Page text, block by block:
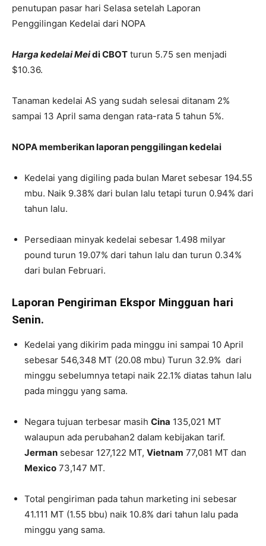
penutupan pasar hari Selasa setelah Laporan
Penggilingan Kedelai dari NOPA
Harga kedelai Meidi CBOT turun 5.75 sen menjadi
$10.36.
Tanaman kedelai AS yang sudah selesai ditanam 2%
sampai 13 April sama dengan rata-rata 5 tahun 5%.
NOPA memberikan laporan penggilingan kedelai
Kedelai yang digiling pada bulan Maret sebesar 194.55
mbu. Naik 9.38% dari bulan lalu tetapi turun 0.94% dari
tahun lalu.
Persediaan minyak kedelai sebesar 1.498 milyar
pound turun 19.07% dari tahun lalu dan turun 0.34%
dari bulan Februari.
Laporan Pengiriman Ekspor Mingguan hari
Senin.
Kedelai yang dikirim pada minggu ini sampai 10 April
sebesar 546,348 MT (20.08 mbu) Turun 32.9% dari
minggu sebelumnya tetapi naik 22.1% diatas tahun lalu
pada minggu yang sama.
Negara tujuan terbesar masih Cina 135,021 MT
walaupun ada perubahan2 dalam kebijakan tarif.
Jerman sebesar 127,122 MT, Vietnam 77,081 MT dan
Mexico 73,147 MT.
Total pengiriman pada tahun marketing ini sebesar
41.111 MT (1.55 bbu) naik 10.8% dari tahun lalu pada
minggu yang sama.